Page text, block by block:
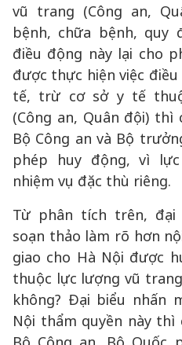
vũ trang (Công an,
bệnh, chữa bệnh, quy
điều động này lại cho
được thực hiện việc
tế, trừ cơ sở y tế
(Công an, Quân đội)
Bộ Công an và Bộ
phép huy động, vì
nhiệm vụ đặc thù riêng.
Từ phân tích trên, đại
soạn thảo làm rõ hơn
giao cho Hà Nội được
thuộc lực lượng vũ
không? Đại biểu nhấn
Nội thẩm quyền này thì